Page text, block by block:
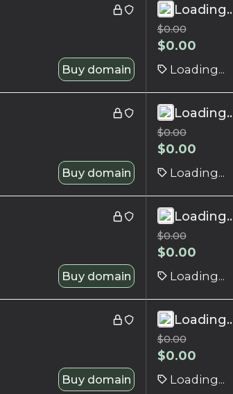
Buy domain
$0.00
$0.00
Loading...
Buy domain
$0.00
$0.00
Loading...
Buy domain
$0.00
$0.00
Loading...
Buy domain
$0.00
$0.00
Loading...